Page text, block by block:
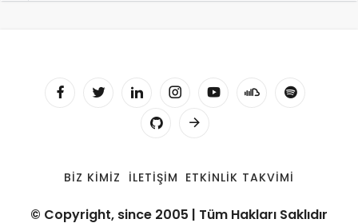
BIZ KIMIZ İLETIŞIM ETKINLIK TAKVIMI
© Copyright, since 2005 | Tüm Hakları Saklıdır